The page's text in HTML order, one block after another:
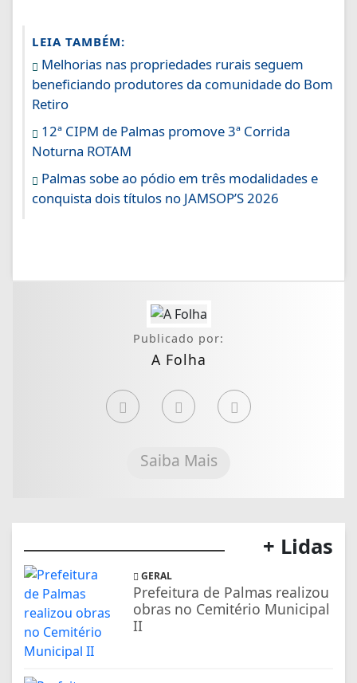
LEIA TAMBÉM:
Melhorias nas propriedades rurais seguem
beneficiando produtores da comunidade do Bom
Retiro
12ª CIPM de Palmas promove 3ª Corrida
Noturna ROTAM
Palmas sobe ao pódio em três modalidades e
conquista dois títulos no JAMSOP’S 2026
Publicado por:
A Folha
Saiba Mais
+ Lidas
GERAL
Prefeitura de Palmas realizou
obras no Cemitério Municipal
II